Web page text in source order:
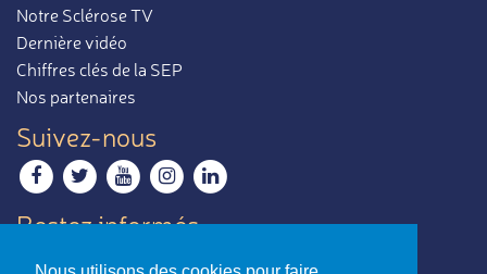
Notre Sclérose TV
Dernière vidéo
Chiffres clés de la SEP
Nos partenaires
Suivez-nous
Restez informés